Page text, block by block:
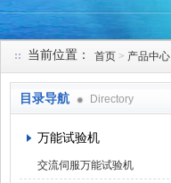
当前位置： 首页 > 产品中心
目录导航 Directory
万能试验机
交流伺服万能试验机